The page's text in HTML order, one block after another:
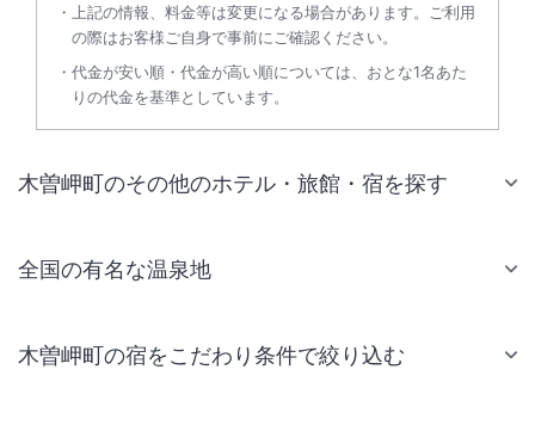
上記の情報、料金等は変更になる場合があります。ご利用
の際はお客様ご自身で事前にご確認ください。
代金が安い順・代金が高い順については、おとな1名あた
りの代金を基準としています。
木曽岬町のその他のホテル・旅館・宿を探す
全国の有名な温泉地
木曽岬町の宿をこだわり条件で絞り込む